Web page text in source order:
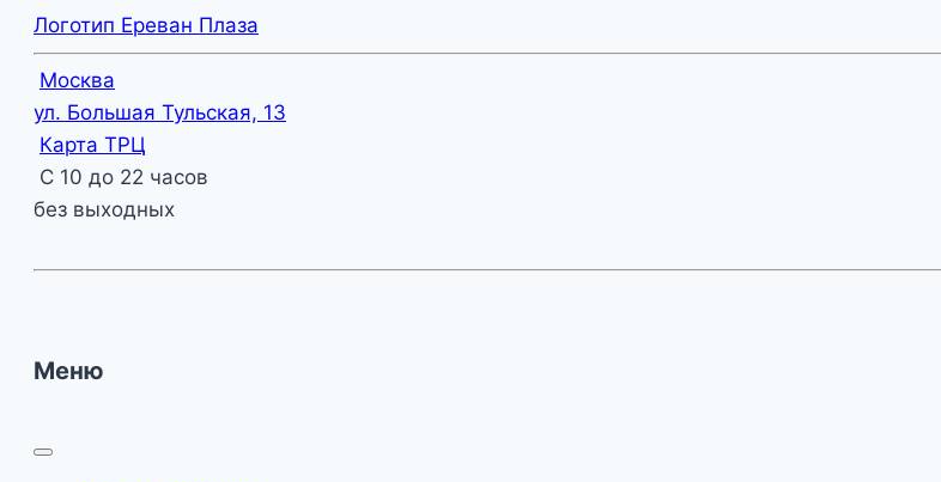
Логотип Ереван Плаза
Москва
ул. Большая Тульская, 13
Карта ТРЦ
С 10 до 22 часов
без выходных
Меню